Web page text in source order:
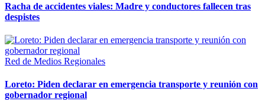
Racha de accidentes viales: Madre y conductores fallecen tras
despistes
Red de Medios Regionales
Loreto: Piden declarar en emergencia transporte y reunión con
gobernador regional